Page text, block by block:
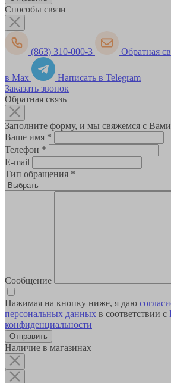
Способы связи
(863) 310-000-3 Обратная
в Max
Написать в Telegram
Заказать звонок
Обратная связь
Заполните форму, и мы свяжемся с
Ваше имя *
Телефон *
E-mail
Тип обращения *
Сообщение
Нажимая на кнопку ниже, я даю
персональных данных в соответствии с
конфиденциальности
Наличие в магазинах